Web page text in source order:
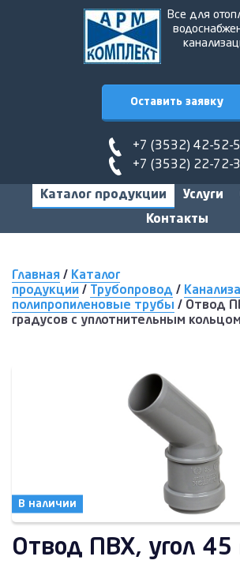
Все для
Оставить заявку
+7 (3532) 42-52-
+7 (3532) 22-72-
Каталог продукции Услуги
Контакты
Главная / Каталог
продукции / Трубопровод /
полипропиленовые трубы / Отвод
градусов с уплотнительным кольцом
В наличии
Отвод ПВХ, угол 45